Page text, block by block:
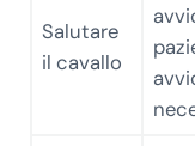
Salutare
il cavallo